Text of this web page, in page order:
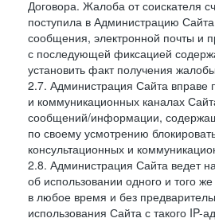
Договора. Жалоба от соискателя
поступила в Администрацию
сообщения, электронной почты и
с последующей фиксацией
установить факт получения
2.7. Администрация Сайта вправе
и коммуникационных каналах
сообщений/информации,
по своему усмотрению
консультационных и
2.8. Администрация Сайта ведет
об использовании одного и того
в любое время и без
использования Сайта с такого